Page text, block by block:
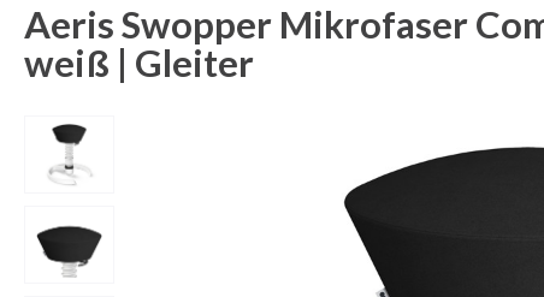
Aeris Swopper Mikrofaser
weiß | Gleiter
Bildergalerie überspringen